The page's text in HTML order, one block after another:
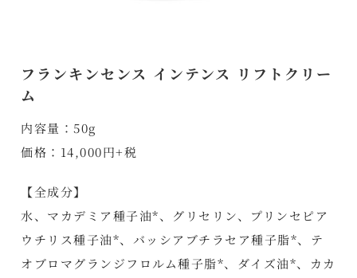
フランキンセンス インテンス リフトクリー
ム
内容量：50g
価格：14,000円+税
【全成分】
水、マカデミア種子油*、グリセリン、プリンセピア
ウチリス種子油*、バッシアブチラセア種子脂*、テ
オブロマグランジフロルム種子脂*、ダイズ油*、カカ